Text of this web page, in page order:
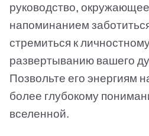
руководство,
напоминанием
стремиться к
развертыванию вашего
Позвольте его энергиям
более глубокому
вселенной.